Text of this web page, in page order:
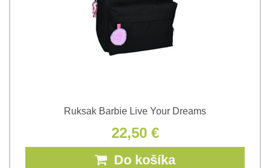
Ruksak Barbie Live Your Dreams
22,50 €
Do košíka